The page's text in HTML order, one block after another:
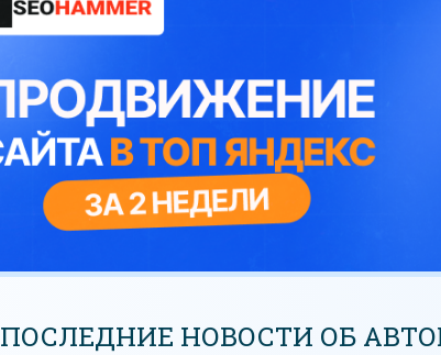
ПОСЛЕДНИЕ НОВОСТИ ОБ